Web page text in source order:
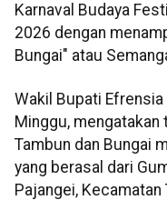
Karnaval Budaya
2026 dengan
Bungai" atau
Wakil Bupati Efrensia
Minggu,
Tambun dan Bungai
yang berasal dari
Pajangei, Kecamatan